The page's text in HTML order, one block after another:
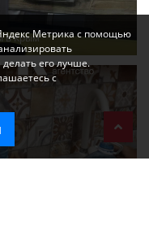
в КрымМетрика с помощью
его лучше.
с